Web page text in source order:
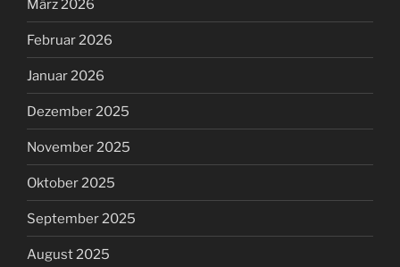
März 2026
Februar 2026
Januar 2026
Dezember 2025
November 2025
Oktober 2025
September 2025
August 2025